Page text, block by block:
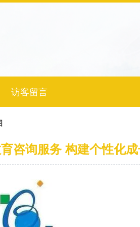
访客留言
咨询服务 构建个性化